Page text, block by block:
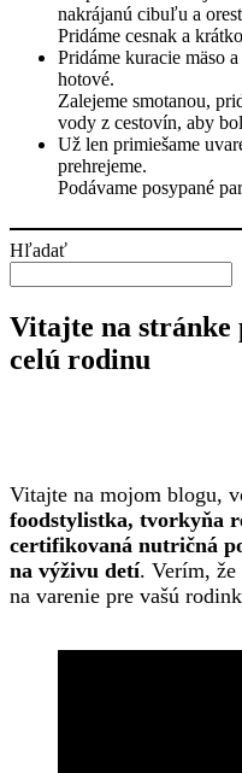
nakrájanú cibuľu a
Pridáme cesnak a
Pridáme kuracie mäso
hotové.
Zalejeme smotanou,
vody z cestovín, aby
Už len primiešame
prehrejeme.
Podávame posypané
Hľadať
Vitajte na stránke
celú rodinu
Vitajte na mojom blogu,
foodstylistka, tvorkyňa
certifikovaná nutričná
na výživu detí. Verím, že
na varenie pre vašú